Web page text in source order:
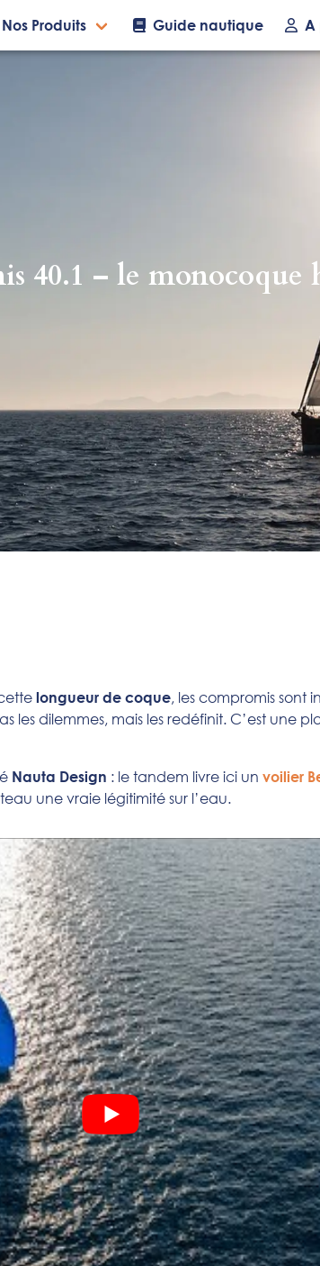
Nos Produits Guide nautique A
40.1 – le monocoque
longueur de coque, les compromis sont
les dilemmes, mais les redéfinit. C’est une
Nauta Design : le tandem livre ici un voilier
une vraie légitimité sur l’eau.